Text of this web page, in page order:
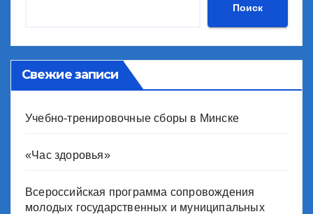
Поиск
Свежие записи
Учебно-тренировочные сборы в Минске
«Час здоровья»
Всероссийская программа сопровождения
молодых государственных и муниципальных